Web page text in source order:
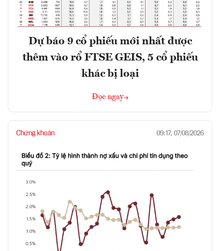
Dự báo 9 cổ phiếu mới nhất được
thêm vào rổ FTSE GEIS, 5 cổ phiếu
khác bị loại
Đọc ngay
Chứng khoán 09:17, 07/08/2026